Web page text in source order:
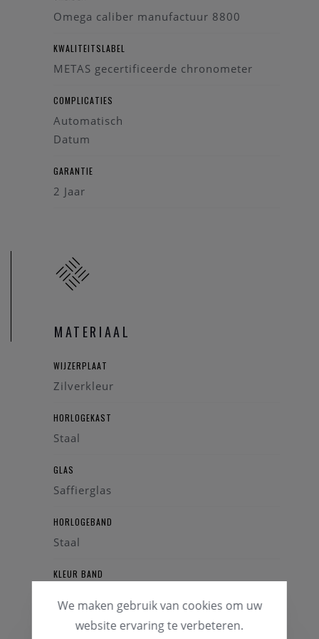
Omega caliber manufactuur 8800
KWALITEITSLABEL
METAS gecertificeerde chronometer
COMPLICATIES
Automatisch
Datum
GARANTIE
2 Jaar
MATERIAAL
WIJZERPLAAT
Zilverkleur
HORLOGEKAST
Staal
GLAS
Saffierglas
HORLOGEBAND
Staal
KLEUR BAND
We maken gebruik van cookies om uw
website ervaring te verbeteren.